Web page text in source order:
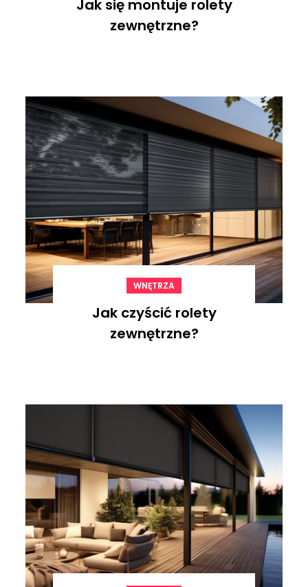
Jak się montuje rolety
zewnętrzne?
WNĘTRZA
Jak czyścić rolety
zewnętrzne?